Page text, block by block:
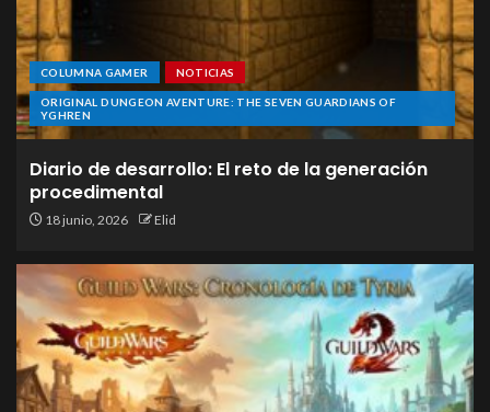
COLUMNA GAMER NOTICIAS
ORIGINAL DUNGEON AVENTURE: THE SEVEN GUARDIANS OF
YGHREN
Diario de desarrollo: El reto de la generación
procedimental
18 junio, 2026 Elid